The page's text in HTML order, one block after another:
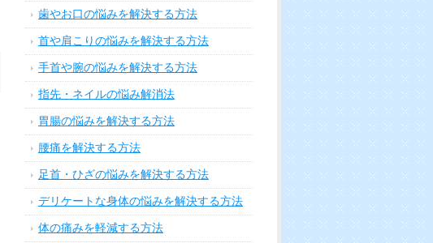
歯やお口の悩みを解決する方法
首や肩こりの悩みを解決する方法
手首や腕の悩みを解決する方法
指先・ネイルの悩み解消法
胃腸の悩みを解決する方法
腰痛を解決する方法
足首・ひざの悩みを解決する方法
デリケートな身体の悩みを解決する方法
体の痛みを軽減する方法